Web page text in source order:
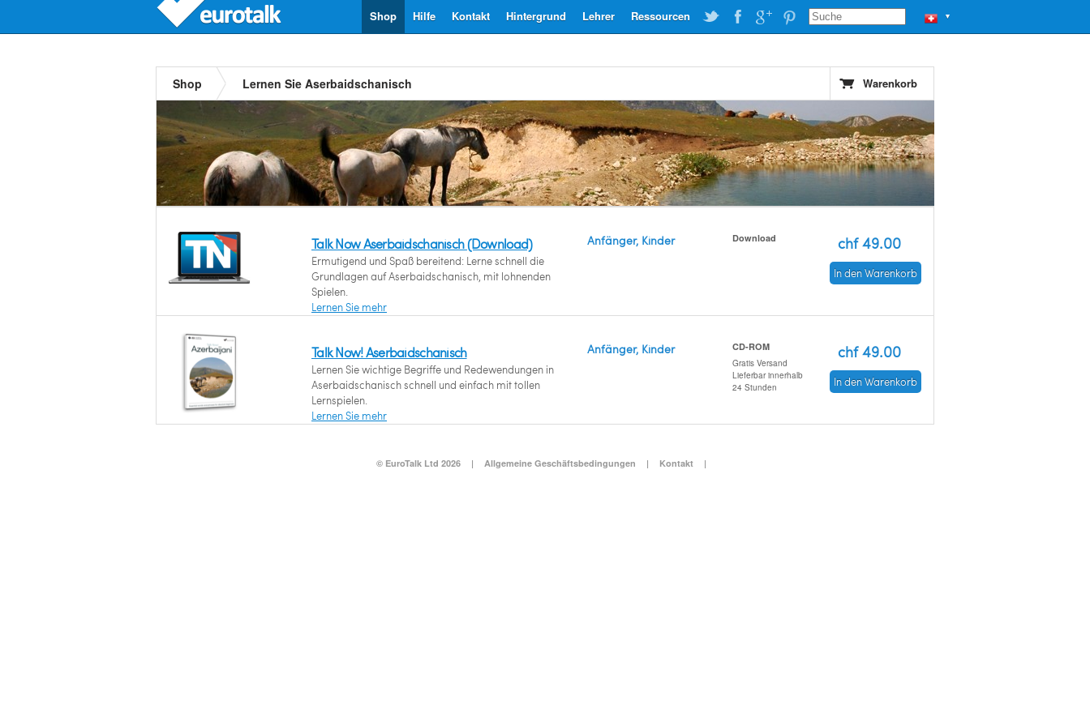
▼
Ressourcen
Lehrer
Hintergrund
Kontakt
Hilfe
Shop
Shop Lernen Sie Aserbaidschanisch Warenkorb
Talk Now Aserbaidschanisch (Download)
Ermutigend und Spaß bereitend: Lerne schnell die
Grundlagen auf Aserbaidschanisch, mit lohnenden
Spielen.
Lernen Sie mehr
Anfänger, Kinder Download chf 49.00
In den Warenkorb
Talk Now! Aserbaidschanisch
Lernen Sie wichtige Begriffe und Redewendungen in
Aserbaidschanisch schnell und einfach mit tollen
Lernspielen.
Lernen Sie mehr
Anfänger, Kinder CD-ROM
Gratis Versand
Lieferbar innerhalb
24 Stunden
chf 49.00
In den Warenkorb
© EuroTalk Ltd 2026 | Allgemeine Geschäftsbedingungen | Kontakt |